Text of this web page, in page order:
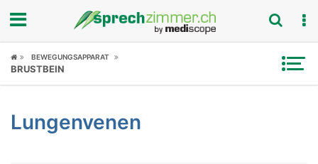
Fokus
Symptome
BEWEGUNGSAPPARAT
BRUSTBEIN
Lungenvenen